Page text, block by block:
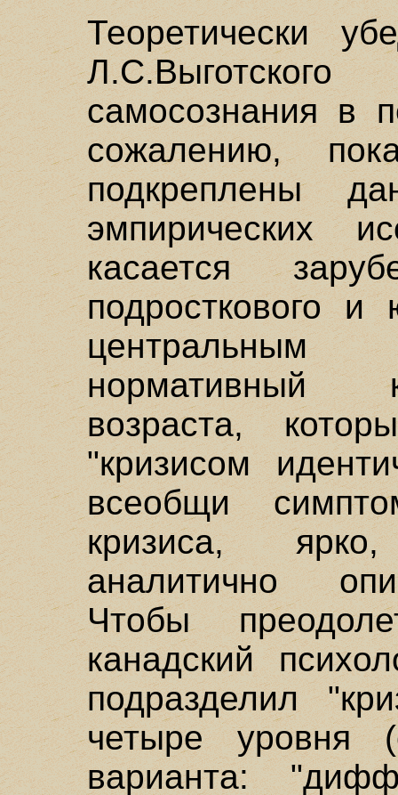
Теоретически
самосознания в
сожалению,
подкреплены
эмпирических
касается
подросткового
центральным
нормативный
возраста,
"кризисом
всеобщи
кризиса,
аналитично
Чтобы
канадский
подразделил
четыре уровня
варианта: